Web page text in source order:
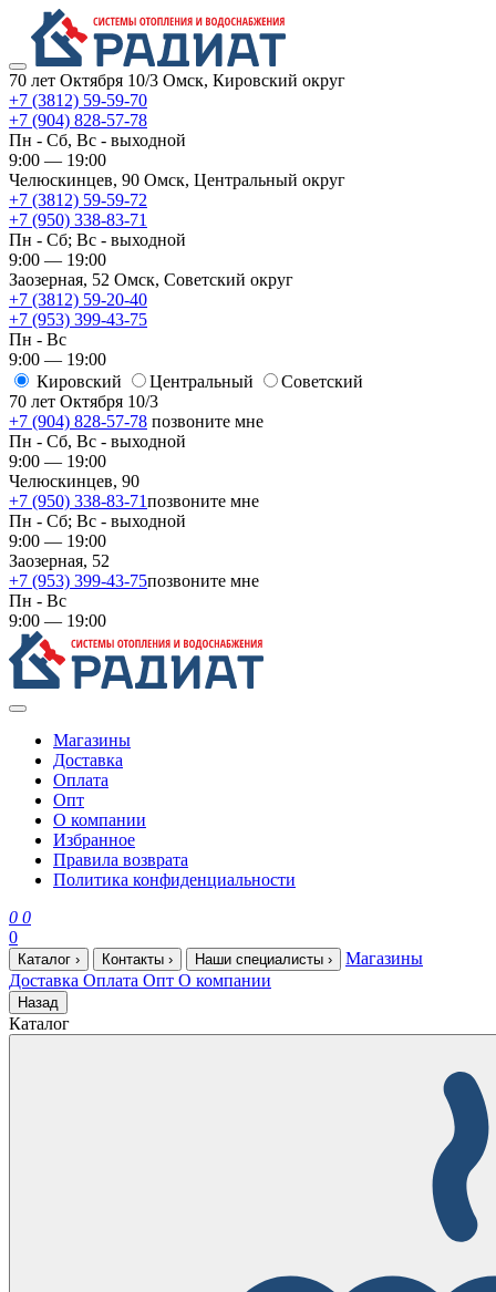
70 лет Октября 10/3 Омск, Кировский округ
+7 (3812) 59-59-70
+7 (904) 828-57-78
Пн - Сб, Вс - выходной
9:00 — 19:00
Челюскинцев, 90 Омск, ​Центральный округ
+7 (3812) 59-59-72
+7 (950) 338-83-71
Пн - Сб; Вс - выходной
9:00 — 19:00
Заозерная, 52 Омск, ​Советский округ
+7 (3812) 59-20-40
+7 (953) 399-43-75
Пн - Вс
9:00 — 19:00
Кировский
​Центральный
​Советский
70 лет Октября 10/3
+7 (904) 828-57-78 позвоните мне
Пн - Сб, Вс - выходной
9:00 — 19:00
Челюскинцев, 90
+7 (950) 338-83-71позвоните мне
Пн - Сб; Вс - выходной
9:00 — 19:00
Заозерная, 52
+7 (953) 399-43-75позвоните мне
Пн - Вс
9:00 — 19:00
Магазины
Доставка
Оплата
Опт
О компании
Избранное
Правила возврата
Политика конфиденциальности
0 0
0
Каталог › Контакты › Наши специалисты ›
Магазины
Доставка Оплата Опт О компании
Назад
Каталог